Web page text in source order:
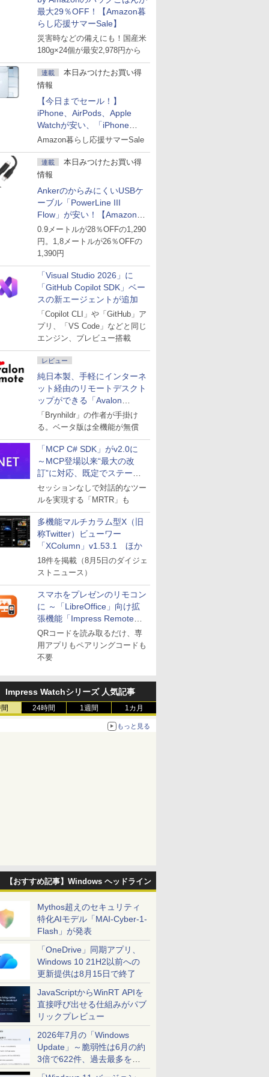
最大29％OFF！【Amazon暮
らし応援サマーSale】
災害時などの備えにも！国産米
180g×24個が最安2,978円から
連載
本日みつけたお買い得
情報
【今日までセール！】
iPhone、AirPods、Apple
Watchが安い、「iPhone
Air」256GB版が139,800円な
Amazon暮らし応援サマーSale
連載
本日みつけたお買い得
情報
AnkerのからみにくいUSBケ
ーブル「PowerLine III
Flow」が安い！【Amazon暮
らし応援サマーSale】
0.9メートルが28％OFFの1,290
円。1,8メートルが26％OFFの
1,390円
「Visual Studio 2026」に
「GitHub Copilot SDK」ベー
スの新エージェントが追加
「Copilot CLI」や「GitHub」ア
プリ、「VS Code」などと同じ
エンジン、プレビュー搭載
レビュー
純日本製、手軽にインターネ
ット経由のリモートデスクト
ップができる「Avalon
remote」
「Brynhildr」の作者が手掛け
る。ベータ版は全機能が無償
「MCP C# SDK」がv2.0に
～MCP登場以来“最大の改
訂”に対応、既定でステート
レスへ
セッションなしで対話的なツー
ルを実現する「MRTR」も
多機能マルチカラム型X（旧
称Twitter）ビューワー
「XColumn」v1.53.1 ほか
18件を掲載（8月5日のダイジェ
ストニュース）
スマホをプレゼンのリモコン
に ～「LibreOffice」向け拡
張機能「Impress Remote」
が公開
QRコードを読み取るだけ、専
用アプリもペアリングコードも
不要
Impress Watchシリーズ 人気記事
24時間 1週間 1カ月
もっと見る
【おすすめ記事】Windows ヘッドライン
Mythos超えのセキュリティ
特化AIモデル「MAI-Cyber-1-
Flash」が発表
「OneDrive」同期アプリ、
Windows 10 21H2以前への
更新提供は8月15日で終了
JavaScriptからWinRT APIを
直接呼び出せる仕組みがパブ
リックプレビュー
2026年7月の「Windows
Update」～脆弱性は6月の約
3倍で622件、過去最多を大
幅に更新